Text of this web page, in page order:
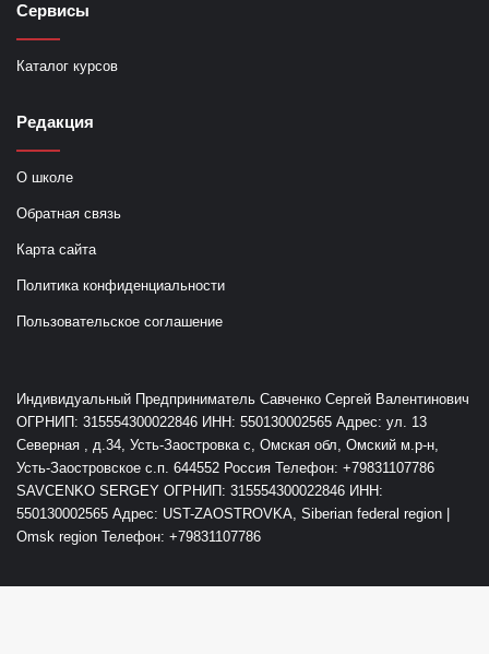
Сервисы
Каталог курсов
Редакция
О школе
Обратная связь
Карта сайта
Политика конфиденциальности
Пользовательское соглашение
Индивидуальный Предприниматель Савченко Сергей Валентинович
ОГРНИП: 315554300022846 ИНН: 550130002565 Адрес: ул. 13
Северная , д.34, Усть-Заостровка с, Омская обл, Омский м.р-н,
Усть-Заостровское с.п. 644552 Россия Телефон: +79831107786
SAVCENKO SERGEY ОГРНИП: 315554300022846 ИНН:
550130002565 Адрес: UST-ZAOSTROVKA, Siberian federal region |
Omsk region Телефон: +79831107786